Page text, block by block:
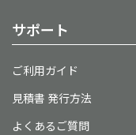
サポート
ご利用ガイド
見積書 発行方法
よくあるご質問